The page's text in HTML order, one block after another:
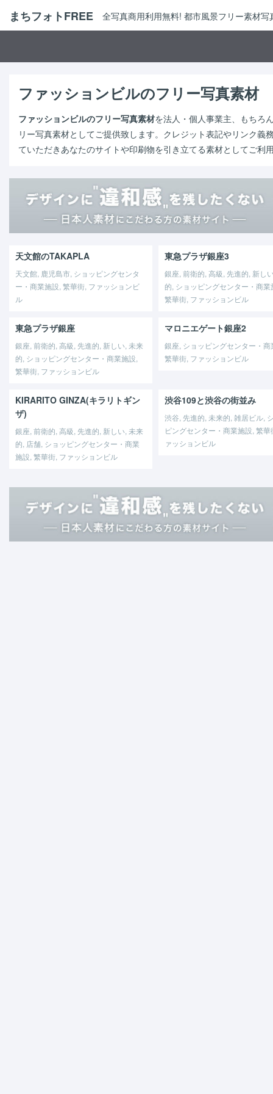
まちフォトFREE 全写真商用利用無料! 都市風景フリー素材
ファッションビルのフリー写真素材
ファッションビルのフリー写真素材を法人・個人事業主、もちろ
リー写真素材としてご提供致します。クレジット表記やリンク義
ていただきあなたのサイトや印刷物を引き立てる素材としてご利
天文館のTAKAPLA
天文館, 鹿児島市, ショッピングセンタ
ー・商業施設, 繁華街, ファッションビ
ル
東急プラザ銀座3
銀座, 前衛的, 高級, 先進的, 新し
的, ショッピングセンター・商業
繁華街, ファッションビル
東急プラザ銀座
銀座, 前衛的, 高級, 先進的, 新しい, 未来
的, ショッピングセンター・商業施設,
繁華街, ファッションビル
マロニエゲート銀座2
銀座, ショッピングセンター・商
繁華街, ファッションビル
KIRARITO GINZA(キラリトギン
ザ)
銀座, 前衛的, 高級, 先進的, 新しい, 未来
的, 店舗, ショッピングセンター・商業
施設, 繁華街, ファッションビル
渋谷109と渋谷の街並み
渋谷, 先進的, 未来的, 雑居ビル,
ピングセンター・商業施設, 繁華
ァッションビル